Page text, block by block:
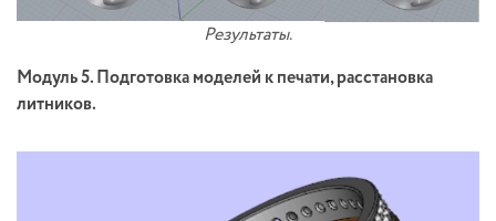
Результаты.
Модуль 5. Подготовка моделей к печати, расстановка
литников.